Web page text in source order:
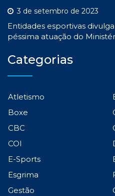
3 de setembro de 2023
Entidades esportivas
péssima atuação do
Categorias
Atletismo
Boxe
CBC
COI
E-Sports
Esgrima
Gestão